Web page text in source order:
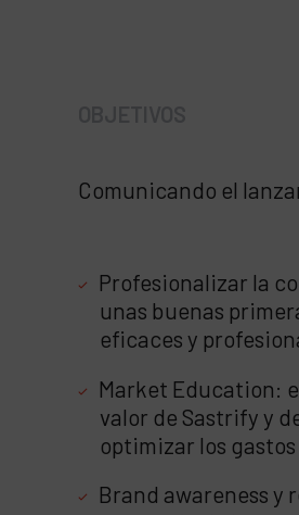
Comunicando el
Profesionalizar la
unas buenas
eficaces y
Market Education:
valor de Sastrify y
optimizar los gastos
Brand awareness